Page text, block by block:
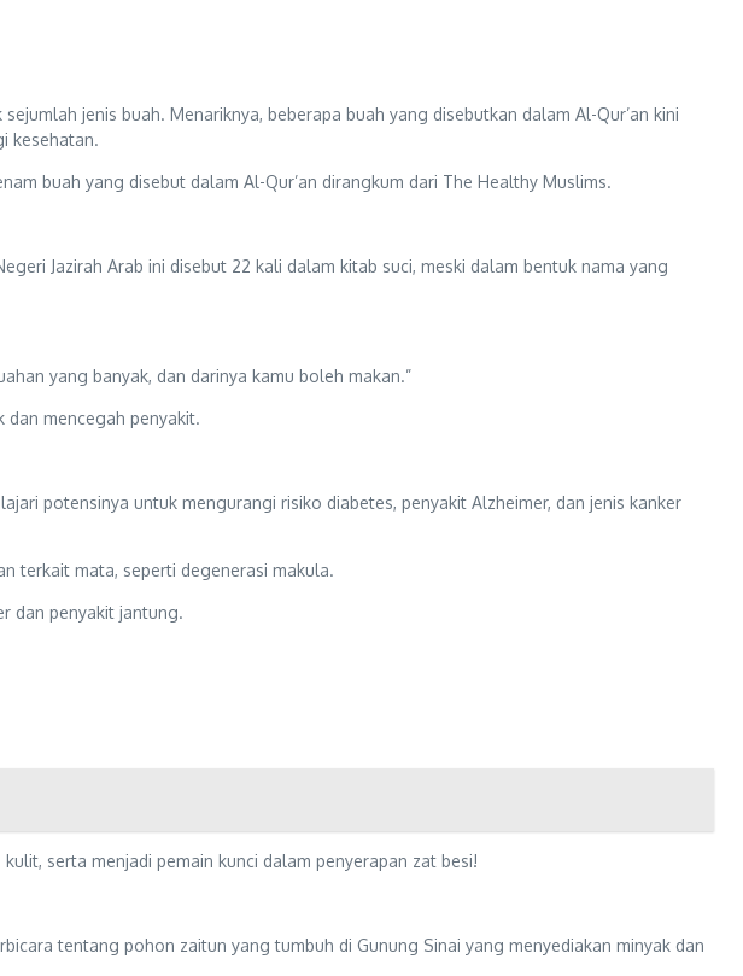
jenis buah. Menariknya, beberapa buah yang disebutkan dalam Al-Qur’an kini
kesehatan.
buah yang disebut dalam Al-Qur’an dirangkum dari The Healthy Muslims.
Jazirah Arab ini disebut 22 kali dalam kitab suci, meski dalam bentuk nama yang
yang banyak, dan darinya kamu boleh makan.”
mencegah penyakit.
potensinya untuk mengurangi risiko diabetes, penyakit Alzheimer, dan jenis kanker
terkait mata, seperti degenerasi makula.
dan penyakit jantung.
serta menjadi pemain kunci dalam penyerapan zat besi!
tentang pohon zaitun yang tumbuh di Gunung Sinai yang menyediakan minyak dan